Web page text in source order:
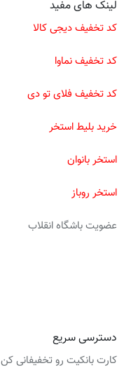
لینک های مفید
کد تخفیف دیجی کالا
کد تخفیف نماوا
کد تخفیف فلای تو دی
خرید بلیط استخر
استخر بانوان
استخر روباز
عضویت باشگاه انقلاب
دسترسی سریع
کارت بانکیت رو تخفیفانی کن